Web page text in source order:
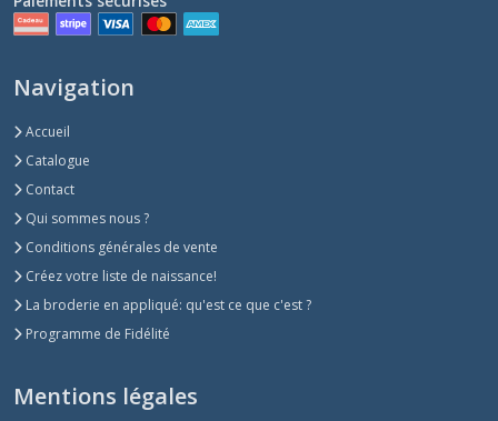
Navigation
Accueil
Catalogue
Contact
Qui sommes nous ?
Conditions générales de vente
Créez votre liste de naissance!
La broderie en appliqué: qu'est ce que c'est ?
Programme de Fidélité
Mentions légales